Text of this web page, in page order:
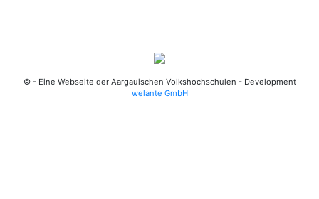
© - Eine Webseite der Aargauischen Volkshochschulen - Development
welante GmbH